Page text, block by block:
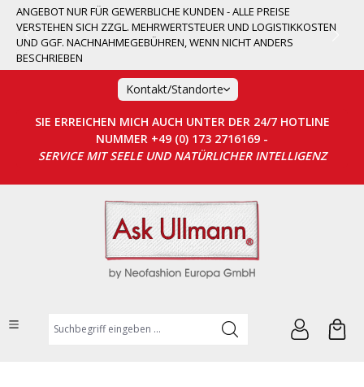
springen
ANGEBOT NUR FÜR GEWERBLICHE KUNDEN - ALLE PREISE
VERSTEHEN SICH ZZGL. MEHRWERTSTEUER UND LOGISTIKKOSTEN
UND GGF. NACHNAHMEGEBÜHREN, WENN NICHT ANDERS
BESCHRIEBEN
Kontakt/Standorte
SIE ERREICHEN MICH AUCH UNTER DER 24/7 HOTLINE
NUMMER +49 (0) 173 2716169 -
SERVICE MIT SEELE UND NATÜRLICHER INTELLIGENZ
Suchbegriff eingeben ...